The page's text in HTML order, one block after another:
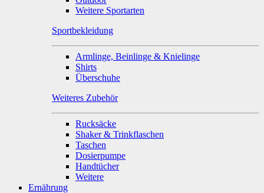
Weitere Sportarten
Sportbekleidung
Armlinge, Beinlinge & Knielinge
Shirts
Überschuhe
Weiteres Zubehör
Rucksäcke
Shaker & Trinkflaschen
Taschen
Dosierpumpe
Handtücher
Weitere
Ernährung